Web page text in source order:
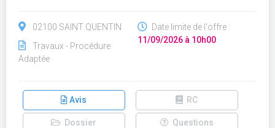
02100 SAINT QUENTIN
Travaux - Procédure
Adaptée
Date limite de l'offre :
11/09/2026 à 10h00
Avis RC
Dossier Questions